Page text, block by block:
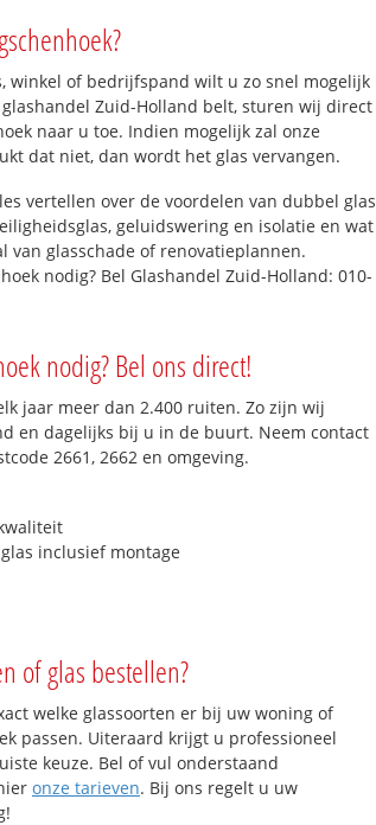
winkel of bedrijfspand wilt u zo snel mogelijk
Zuid-Holland belt, sturen wij direct
naar u toe. Indien mogelijk zal onze
dat niet, dan wordt het glas vervangen.
vertellen over de voordelen van dubbel glas
geluidswering en isolatie en wat
van glasschade of renovatieplannen.
nodig? Bel Glashandel Zuid-Holland: 010-
nodig? Bel ons direct!
jaar meer dan 2.400 ruiten. Zo zijn wij
en dagelijks bij u in de buurt. Neem contact
2661, 2662 en omgeving.
inclusief montage
of glas bestellen?
welke glassoorten er bij uw woning of
passen. Uiteraard krijgt u professioneel
keuze. Bel of vul onderstaand
onze tarieven. Bij ons regelt u uw